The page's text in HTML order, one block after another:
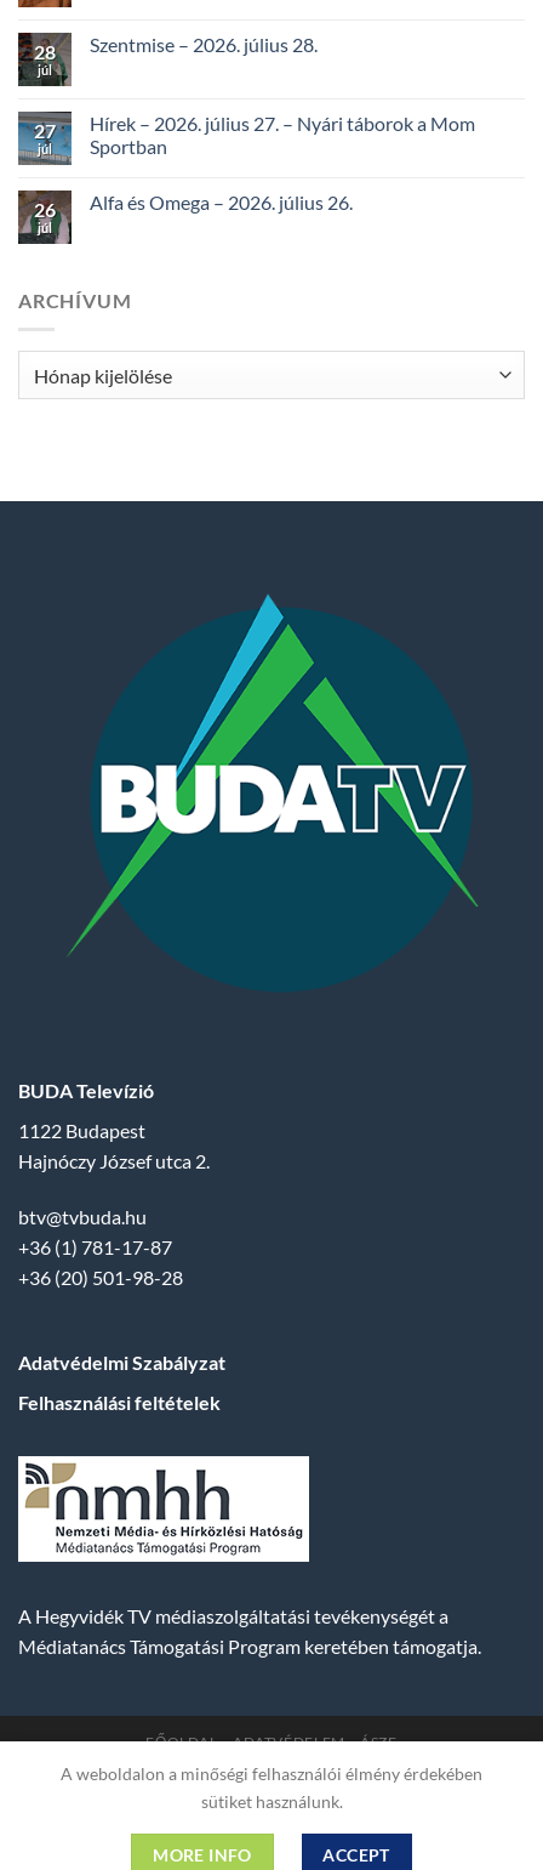
28
júl
Szentmise – 2026. július 28.
27
júl
Hírek – 2026. július 27. – Nyári táborok a Mom
Sportban
26
júl
Alfa és Omega – 2026. július 26.
ARCHÍVUM
BUDA Televízió
1122 Budapest
Hajnóczy József utca 2.
btv@tvbuda.hu
+36 (1) 781-17-87
+36 (20) 501-98-28
Adatvédelmi Szabályzat
Felhasználási feltételek
A Hegyvidék TV médiaszolgáltatási tevékenységét a
Médiatanács Támogatási Program keretében támogatja.
FŐOLDAL ADATVÉDELEM ÁSZF
Copyright 2007-2026 © BUDA TV | Hegyvidék Média
Műsorszolgáltató Kft. | Budapest, Hungary, XII. Hajnóczy József
utca 2. fszt. | Cg. 01-09-882523 | A weboldal 256 bit SSL COMODO
titkosítással védve
A weboldalon a minőségi felhasználói élmény érdekében
sütiket használunk.
MORE INFO ACCEPT